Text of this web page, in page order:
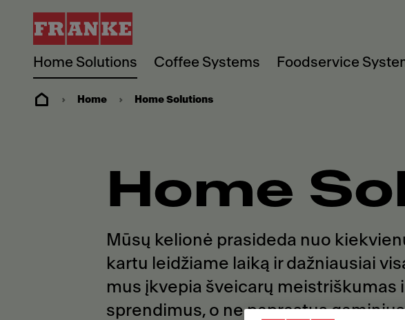
Home Solutions Coffee Systems Foodservice
Home Home Solutions
Home
Mūsų kelionė prasideda nuo
kartu leidžiame laiką ir dažniausiai
mus įkvepia šveicarų meistriškumas
sprendimus, o ne paprastus